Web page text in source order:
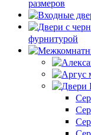
размеров
фурнитурой